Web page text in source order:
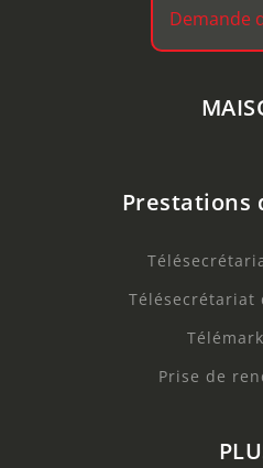
Demande
Prestations
Télésecrétariat
Prise de